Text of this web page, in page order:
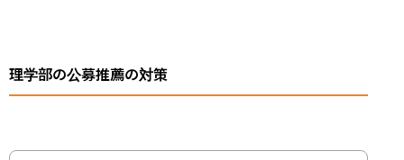
理学部の公募推薦の対策